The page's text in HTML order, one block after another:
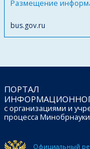
Размещение
bus.gov.ru
ПОРТАЛ
с организациями и
процесса
Официальный